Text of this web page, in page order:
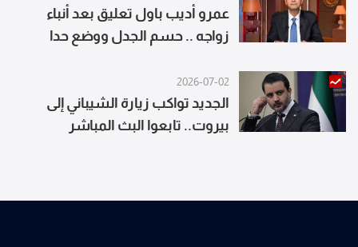
عمرو أديب باول تعليق بعد أنباء
زواجه .. حسم الجدل ووضع حدا
2026-07-02
الجديد تواكب زيارة الشيباني إلى
بيروت.. تابعوا البث المباشر